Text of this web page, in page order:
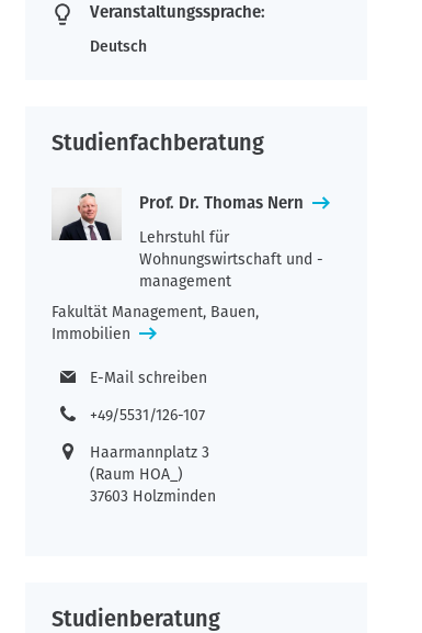
Veranstaltungssprache:
Deutsch
Studienfachberatung
Prof. Dr. Thomas Nern
Lehrstuhl für
Wohnungswirtschaft und -
management
Fakultät Management, Bauen,
Immobilien
E-Mail schreiben
+49/5531/126-107
Haarmannplatz 3
(Raum HOA_)
37603 Holzminden
Studienberatung